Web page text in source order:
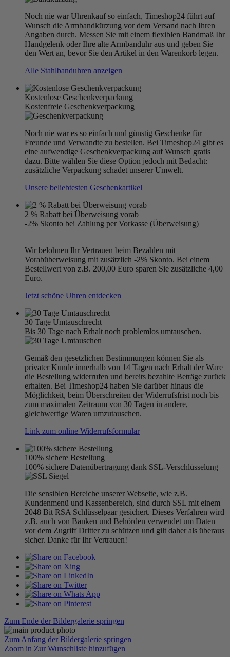
Noch nie war Uhrenkauf so einfach, Timeshop24 führt auf
Wunsch die Armbandkürzung vor dem Versand nach Ihren
Angaben durch. Messen Sie mit einem flexiblen Bandmaß Ihr
Handgelenk oder Ihre alte Armbanduhr aus und geben Sie
den Wert an, bevor Sie den Artikel in den Warenkorb legen.
Alle Stahlbanduhren anzeigen
Kostenlose Geschenkverpackung
Kostenfreie Geschenkverpackung
Noch nie war es so einfach und günstig Geschenke für
Freunde und Verwandte zu bestellen. Bei Timeshop24 gibt es
eine aufwendige Geschenkverpackung auf Wunsch gratis
dazu. Bitte wählen Sie diese Option jedoch mit Bedacht:
zusätzliche Verpackung schadet unserer Umwelt.
Unsere beliebtesten Geschenkartikel
2 % Rabatt bei Überweisung vorab
-2% Skonto bei Zahlung per Vorkasse (Überweisung)
Wir belohnen Ihr Vertrauen beim Bezahlen mit
Vorabüberweisung mit zusätzlich -2% Skonto. Bei einem
Bestellwert von z.B. 200,00 Euro sparen Sie zusätzliche 4,00
Euro.
Jetzt schöne Uhren entdecken
30 Tage Umtauschrecht
Bis 30 Tage nach Erhalt noch problemlos umtauschen.
Gemäß den gesetzlichen Bestimmungen können Sie als
privater Kunde innerhalb von 14 Tagen nach Erhalt der Ware
die Bestellung widerrufen und bereits bezahlte Beträge zurück
erhalten. Bei Timeshop24 haben Sie darüber hinaus die
Möglichkeit, beim Überschreiten der Widerrufsfrist noch bis
zum maximalen Zeitraum von 30 Tagen in andere,
gleichwertige Waren umzutauschen.
Link zum online Widerrufsformular
100% sichere Bestellung
100% sichere Datenübertragung dank SSL-Verschlüsselung
Die sensiblen Bereiche unserer Webseite, wie z.B.
Kundenmenü und Kassenbereich, sind durch SSL mit einem
2048 Bit RSA Schlüsselpaar gesichert. Dieses Verfahren wird
z.B. auch von Banken und Behörden verwendet um Daten
vor dem Zugriff Dritter zu schützen und gilt daher als überaus
sicher. Danke für Ihr Vertrauen!
Zum Ende der Bildergalerie springen
Zum Anfang der Bildergalerie springen
Zoom in Zur Wunschliste hinzufügen